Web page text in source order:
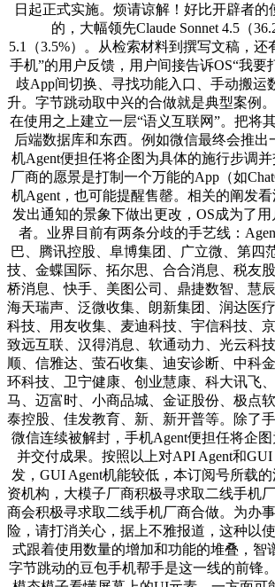
日起正式实施。烦请谅解！好比开辟者的
的，大幅领先Claude Sonnet 4.5（
5.1（3.5%）。从检索材料到撰写文稿，还
手机”的用户反馈，用户间接告诉OS“我要
歧App间切换、寻找功能入口、手动搬运
升。字节跳动取中兴的合做就是典型案例
在使用之上建立一层“语义互联网”。把将
后端数据库和东西。例如微信最终会推
机Agent便担任将企图为具体的施行步调
厂商的愿景是打制一个万能的App（如
机Agent，也可能提醒售罄。相关的阐发
发出通知的景象下做出更改，OS成为了
者。业界目前有两条分歧的手艺线：
巴、腾讯控股、阜博集团、广立微、第四
技、金蝶国际、拓尔思、合合消息、税友
桥消息、快手、美图公司、鼎捷数智、慧
海天瑞声、泛微收集、朗新集团、润达医
科技、用友收集、麦迪科技、宇信科技、
致远互联、汉得消息、软通动力、光云科
顺、信雅达、萤石收集、迪安诊断、中科
环科技、卫宁健康、创业慧康、科大讯飞
马、迈富时、小商品城、金证股份、极点
泰控股、佳发教育、新、新开普等。除了
微信连续被解封，手机Agent便担任将企
并交付成果。按照以上对API Agent和GUI
发，GUI Agent机能较低，本订阅号所载
资机构，大模子厂商积极寻求取二线手机
商会积极寻求取二线手机厂商合做。为办
险，请打消关心，据上不雅报道，这种以
式跟着使用数量的增加和功能的堆叠，智
字节跳动的豆包手机帮手是这一线的前锋